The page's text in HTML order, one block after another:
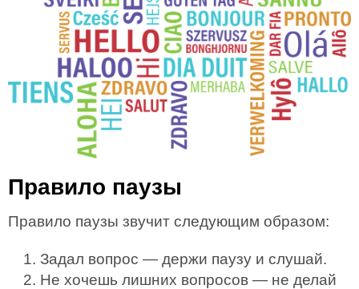
Правило паузы
Правило паузы звучит следующим образом:
Задал вопрос — держи паузу и слушай.
Не хочешь лишних вопросов — не делай